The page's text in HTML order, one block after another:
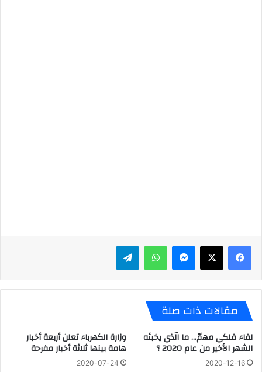
ماسنجر واتساب تيلقرام
مقالات ذات صلة
لقاء فلكي مهمّ… ما الّذي يخبئه
الشهر الأخير من عام 2020 ؟
2020-12-16
وزارة الكهرباء تعلن أربعة أخبار
هامة بينها ثلاثة أخبار مفرحة
2020-07-24